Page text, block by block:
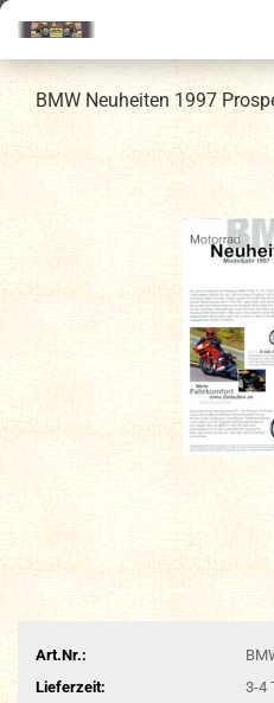
BMW Neuheiten 1997
Art.Nr.:
Lieferzeit:
3-4